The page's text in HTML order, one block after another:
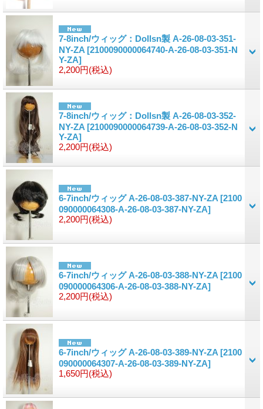
7-8inch/ウィッグ：Dollsn製 A-26-08-03-351-
NY-ZA [2100090000064740-A-26-08-03-351-N
Y-ZA]
2,200円(税込)
7-8inch/ウィッグ：Dollsn製 A-26-08-03-352-
NY-ZA [2100090000064739-A-26-08-03-352-N
Y-ZA]
2,200円(税込)
6-7inch/ウィッグ A-26-08-03-387-NY-ZA [2100
090000064308-A-26-08-03-387-NY-ZA]
2,200円(税込)
6-7inch/ウィッグ A-26-08-03-388-NY-ZA [2100
090000064306-A-26-08-03-388-NY-ZA]
2,200円(税込)
6-7inch/ウィッグ A-26-08-03-389-NY-ZA [2100
090000064307-A-26-08-03-389-NY-ZA]
1,650円(税込)